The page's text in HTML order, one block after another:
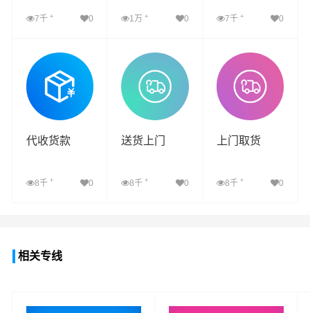
7千 + 0
查看详细
1万+ 0
查看详细
7千 + 0
查看详细
代收货款
8千 + 0
送货上门
8千+ 0
上门取货
8千 + 0
相关专线